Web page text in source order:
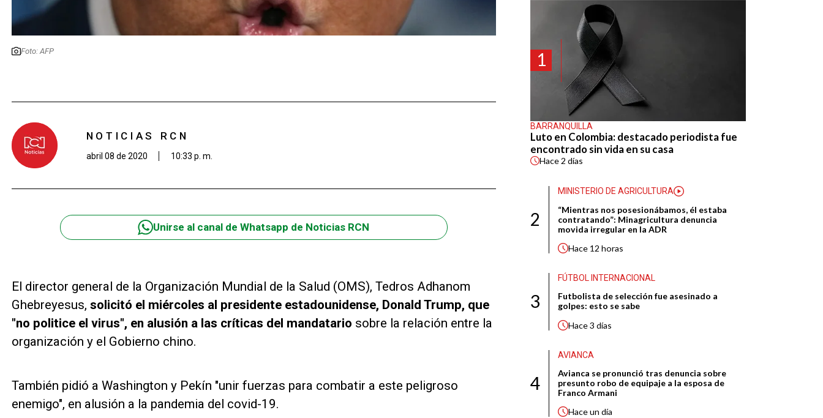
Foto: AFP
NOTICIAS RCN
abril 08 de 2020 10:33 p. m.
Unirse al canal de Whatsapp de Noticias RCN
El director general de la Organización Mundial de la Salud (OMS), Tedros Adhanom
Ghebreyesus, solicitó el miércoles al presidente estadounidense, Donald Trump, que
"no politice el virus", en alusión a las críticas del mandatario sobre la relación entre la
organización y el Gobierno chino.
También pidió a Washington y Pekín "unir fuerzas para combatir a este peligroso
enemigo", en alusión a la pandemia del covid-19.
1
BARRANQUILLA
Luto en Colombia: destacado periodista fue
encontrado sin vida en su casa
Hace2 días
2
MINISTERIO DE AGRICULTURA
“Mientras nos posesionábamos, él estaba
contratando”: Minagricultura denuncia
movida irregular en la ADR
Hace 12 horas
3
FÚTBOL INTERNACIONAL
Futbolista de selección fue asesinado a
golpes: esto se sabe
Hace3 días
4
AVIANCA
Avianca se pronunció tras denuncia sobre
presunto robo de equipaje a la esposa de
Franco Armani
Haceun día